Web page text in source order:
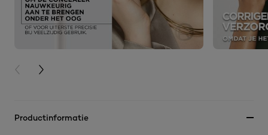
PREVIOUS CARD
NEXT CARD
Productinformatie